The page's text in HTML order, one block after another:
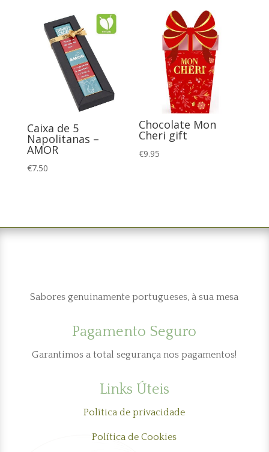
Caixa de 5
Napolitanas –
AMOR
€7.50
Chocolate Mon
Cheri gift
€9.95
Sabores genuinamente portugueses, à sua mesa
Pagamento Seguro
Garantimos a total segurança nos pagamentos!
Links Úteis
Política de privacidade
Política de Cookies